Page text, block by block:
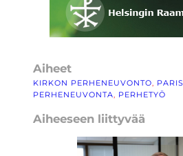
Aiheet
KIRKON PERHENEUVONTO,
PERHENEUVONTA, PERHETYÖ
Aiheeseen liittyvää